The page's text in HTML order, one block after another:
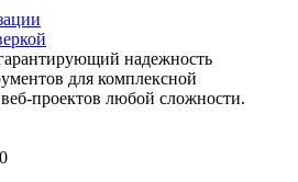
надежность
для комплексной
веб-проектов любой сложности.